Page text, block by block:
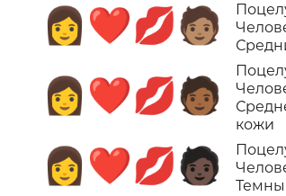
👩‍❤️‍💋‍🧑🏽
👩‍❤️‍💋‍🧑🏾
кожи
👩‍❤️‍💋‍🧑🏿